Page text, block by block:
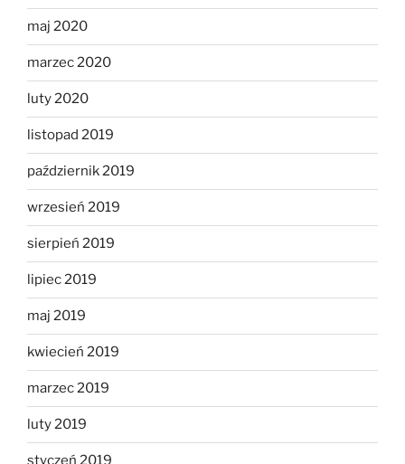
maj 2020
marzec 2020
luty 2020
listopad 2019
październik 2019
wrzesień 2019
sierpień 2019
lipiec 2019
maj 2019
kwiecień 2019
marzec 2019
luty 2019
styczeń 2019